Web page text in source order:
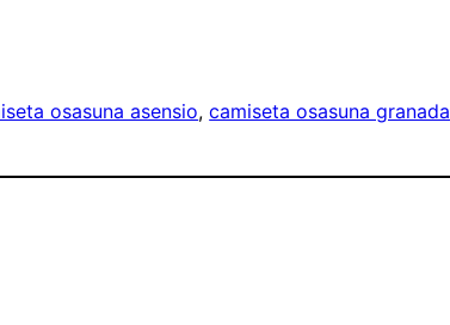
osasuna asensio, camiseta osasuna granada